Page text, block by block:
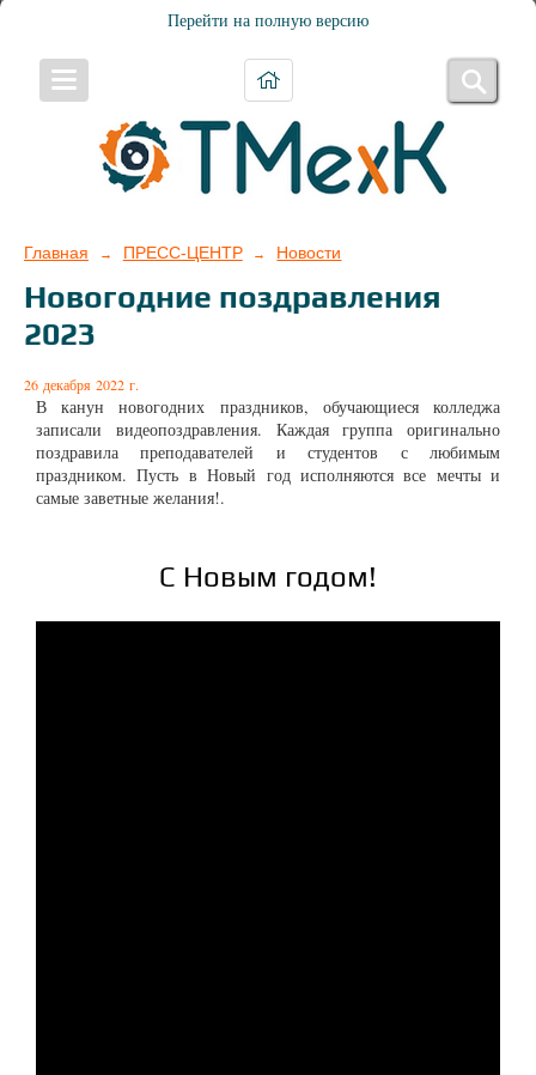
Перейти на полную версию
Главная → ПРЕСС-ЦЕНТР → Новости
Новогодние поздравления
2023
26 декабря 2022 г.
В канун новогодних праздников, обучающиеся колледжа
записали видеопоздравления. Каждая группа оригинально
поздравила преподавателей и студентов с любимым
праздником. Пусть в Новый год исполняются все мечты и
самые заветные желания!.
С Новым годом!